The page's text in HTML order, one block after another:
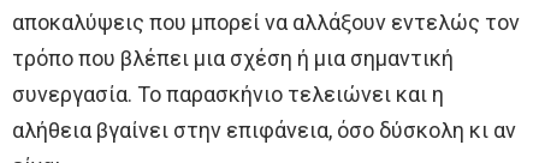
αποκαλύψεις που μπορεί να αλλάξουν εντελώς τον
τρόπο που βλέπει μια σχέση ή μια σημαντική
συνεργασία. Το παρασκήνιο τελειώνει και η
αλήθεια βγαίνει στην επιφάνεια, όσο δύσκολη κι αν